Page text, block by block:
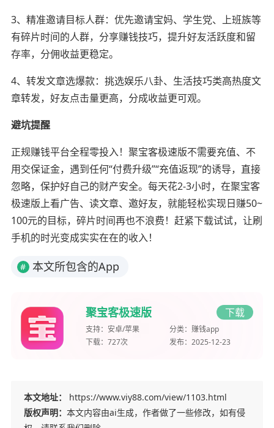
3、精准邀请目标人群：优先邀请宝妈、学生党、上班族等
有碎片时间的人群，分享赚钱技巧，提升好友活跃度和留
存率，分佣收益更稳定。
4、转发文章选爆款：挑选娱乐八卦、生活技巧类高热度文
章转发，好友点击量更高，分成收益更可观。
避坑提醒
正规赚钱平台全程零投入！聚宝客极速版不需要充值、不
用交保证金，遇到任何“付费升级”“充值返现”的诱导，直接
忽略，保护好自己的财产安全。每天花2-3小时，在聚宝客
极速版上看广告、读文章、邀好友，就能轻松实现日赚50~
100元的目标，碎片时间再也不浪费！赶紧下载试试，让刷
手机的时光变成实实在在的收入！
# 本文所包含的App
聚宝客极速版 下载
支持： 安卓/苹果 分类： 赚钱app
下载： 727次 发布： 2025-12-23
本文地址：
https://www.viy88.com/view/1103.html
版权声明： 本文内容由ai生成，作者做了一些修改，如有侵